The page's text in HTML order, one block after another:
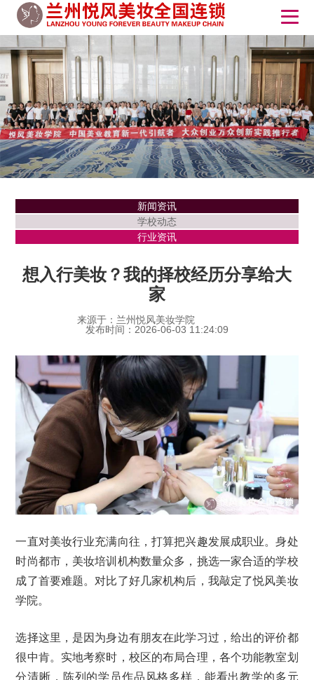
新闻资讯
学校动态
行业资讯
想入行美妆？我的择校经历分享给大
家
来源于：兰州悦风美妆学院
发布时间：2026-06-03 11:24:09
一直对美妆行业充满向往，打算把兴趣发展成职业。身处
时尚都市，美妆培训机构数量众多，挑选一家合适的学校
成了首要难题。对比了好几家机构后，我敲定了悦风美妆
学院。
选择这里，是因为身边有朋友在此学习过，给出的评价都
很中肯。实地考察时，校区的布局合理，各个功能教室划
分清晰，陈列的学员作品风格多样，能看出教学的多元